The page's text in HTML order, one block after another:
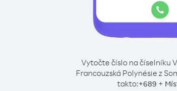
Vytočte číslo na číselníku
Francouzská Polynésie z
takto:+689 +